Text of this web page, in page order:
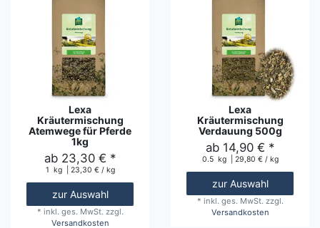
Lexa
Kräutermischung
Atemwege für Pferde
1kg
ab 23,30 € *
1 kg | 23,30 € / kg
zur Auswahl
* inkl. ges. MwSt. zzgl.
Versandkosten
Lexa
Kräutermischung
Verdauung 500g
ab 14,90 € *
0.5 kg | 29,80 € / kg
zur Auswahl
* inkl. ges. MwSt. zzgl.
Versandkosten